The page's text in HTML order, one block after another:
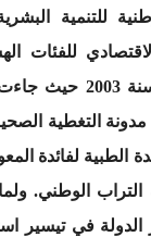
للفئات
وضع مدونة الشغل
مدونة التغطية
الطبية لفائدة
الدولة في تيسير